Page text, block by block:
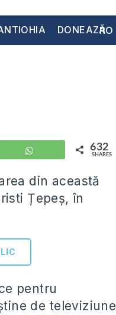
DONEAZĂRO
WhatsApp 632
SHARES
din această
Țepeș, în
pentru
de televiziune